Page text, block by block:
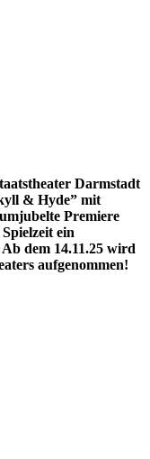
Darmstadt
& Hyde” mit
Premiere
ein
dem 14.11.25 wird
aufgenommen!